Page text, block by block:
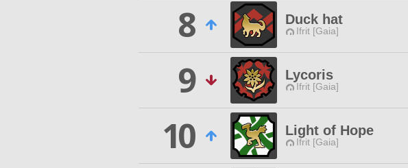
8
Duck hat
Ifrit [Gaia]
9
Lycoris
Ifrit [Gaia]
10
Light of Hope
Ifrit [Gaia]